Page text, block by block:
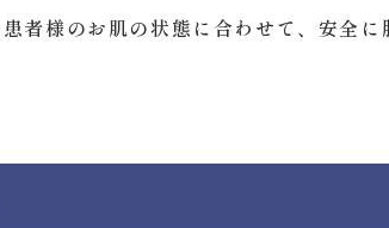
者様のお肌の状態に合わせて、安全